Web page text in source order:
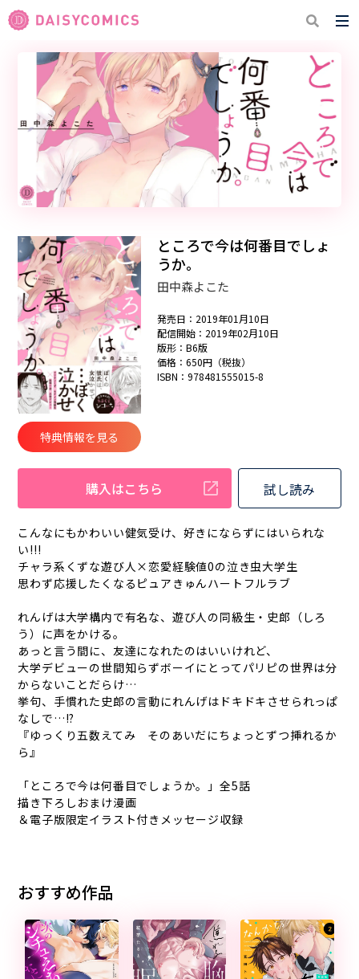
特典情報を見る
ところで今は何番目でしょ
うか。
田中森よこた
発売日：2019年01月10日
配信開始：2019年02月10日
版形：B6版
価格：650円（税抜）
ISBN：978481555015-8
購入はこちら 試し読み
こんなにもかわいい健気受け、好きにならずにはいられな
い!!!
チャラ系くずな遊び人×恋愛経験値0の泣き虫大学生
思わず応援したくなるピュアきゅんハートフルラブ
れんげは大学構内で有名な、遊び人の同級生・史郎（しろ
う）に声をかける。
あっと言う間に、友達になれたのはいいけれど、
大学デビューの世間知らずボーイにとってパリピの世界は分
からないことだらけ…
挙句、手慣れた史郎の言動にれんげはドキドキさせられっぱ
なしで…!?
『ゆっくり五数えてみ そのあいだにちょっとずつ挿れるか
ら』
「ところで今は何番目でしょうか。」全5話
描き下ろしおまけ漫画
＆電子版限定イラスト付きメッセージ収録
おすすめ作品